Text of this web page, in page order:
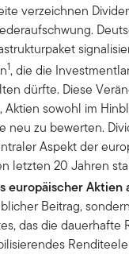
verzeichnen
1, die die
dürfte. Diese
sowohl im
neu zu bewerten.
Aspekt der
letzten 20 Jahren
europäischer Aktien
Beitrag,
das die dauerhafte